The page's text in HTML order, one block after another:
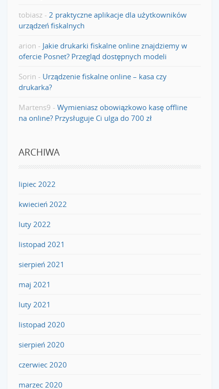
tobiasz - 2 praktyczne aplikacje dla użytkowników
urządzeń fiskalnych
arion - Jakie drukarki fiskalne online znajdziemy w
ofercie Posnet? Przegląd dostępnych modeli
Sorin - Urządzenie fiskalne online – kasa czy
drukarka?
Martens9 - Wymieniasz obowiązkowo kasę offline
na online? Przysługuje Ci ulga do 700 zł
ARCHIWA
lipiec 2022
kwiecień 2022
luty 2022
listopad 2021
sierpień 2021
maj 2021
luty 2021
listopad 2020
sierpień 2020
czerwiec 2020
marzec 2020